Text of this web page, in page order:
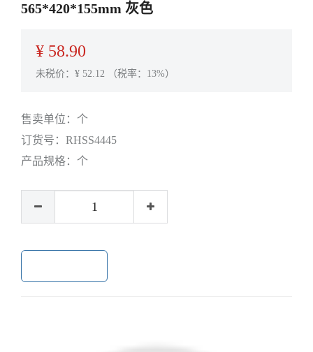
565*420*155mm 灰色
¥ 58.90
未税价：¥ 52.12 （税率：13%）
售卖单位： 个
订货号： RHSS4445
产品规格： 个